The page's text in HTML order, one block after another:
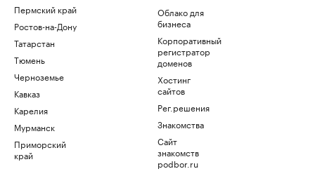
Пермский край
Ростов-на-Дону
Татарстан
Тюмень
Черноземье
Кавказ
Карелия
Мурманск
Приморский
край
Облако для
бизнеса
Корпоративный
регистратор
доменов
Хостинг
сайтов
Рег.решения
Знакомства
Сайт
знакомств
podbor.ru